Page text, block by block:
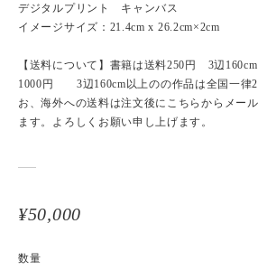
デジタルプリント キャンバス
イメージサイズ：21.4cm x 26.2cm×2cm
【送料について】書籍は送料250円 3辺
1000円 3辺160cm以上のの作品は全国一律
お、海外への送料は注文後にこちらからメー
ます。よろしくお願い申し上げます。
¥50,000
数量